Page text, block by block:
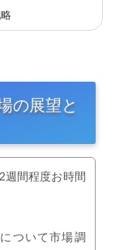
の展望と
週間程度お時間
ついて市場調